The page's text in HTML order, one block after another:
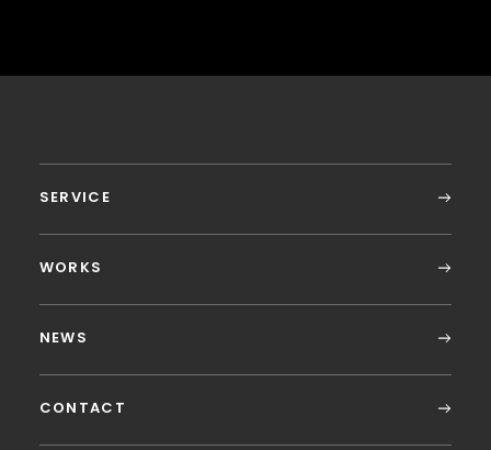
SERVICE
WORKS
NEWS
CONTACT